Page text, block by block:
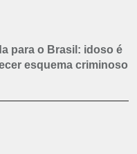
para o Brasil: idoso é
esquema criminoso